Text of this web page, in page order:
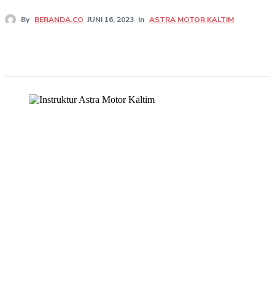
By BERANDA.CO JUNI 16, 2023 In ASTRA MOTOR KALTIM